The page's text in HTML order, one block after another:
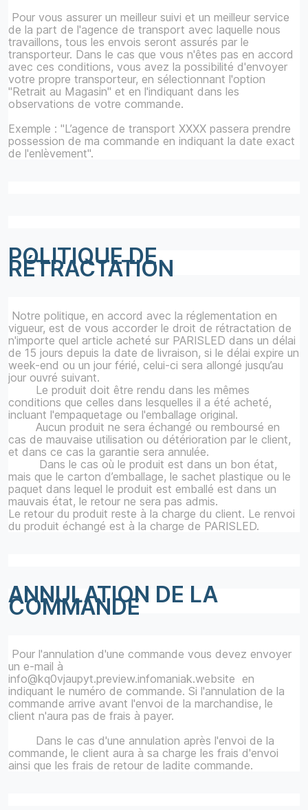
Pour vous assurer un meilleur suivi et un meilleur service
de la part de l'agence de transport avec laquelle nous
travaillons, tous les envois seront assurés par le
transporteur. Dans le cas que vous n'êtes pas en accord
avec ces conditions, vous avez la possibilité d'envoyer
votre propre transporteur, en sélectionnant l'option
"Retrait au Magasin" et en l'indiquant dans les
observations de votre commande.
Exemple : "L’agence de transport XXXX passera prendre
possession de ma commande en indiquant la date exact
de l'enlèvement".
POLITIQUE DE
RÉTRACTATION
Notre politique, en accord avec la réglementation en
vigueur, est de vous accorder le droit de rétractation de
n'importe quel article acheté sur PARISLED dans un délai
de 15 jours depuis la date de livraison, si le délai expire un
week-end ou un jour férié, celui-ci sera allongé jusqu’au
jour ouvré suivant.
Le produit doit être rendu dans les mêmes
conditions que celles dans lesquelles il a été acheté,
incluant l'empaquetage ou l'emballage original.
Aucun produit ne sera échangé ou remboursé en
cas de mauvaise utilisation ou détérioration par le client,
et dans ce cas la garantie sera annulée.
Dans le cas où le produit est dans un bon état,
mais que le carton d’emballage, le sachet plastique ou le
paquet dans lequel le produit est emballé est dans un
mauvais état, le retour ne sera pas admis.
Le retour du produit reste à la charge du client. Le renvoi
du produit échangé est à la charge de PARISLED.
ANNULATION DE LA
COMMANDE
Pour l'annulation d'une commande vous devez envoyer
un e-mail à
info@kq0vjaupyt.preview.infomaniak.website en
indiquant le numéro de commande. Si l'annulation de la
commande arrive avant l'envoi de la marchandise, le
client n'aura pas de frais à payer.
Dans le cas d'une annulation après l'envoi de la
commande, le client aura à sa charge les frais d'envoi
ainsi que les frais de retour de ladite commande.